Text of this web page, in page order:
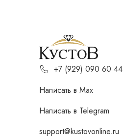
+7 (929) 090 60 44
Написать в Мах
Написать в Telegram
support@kustovonline.ru